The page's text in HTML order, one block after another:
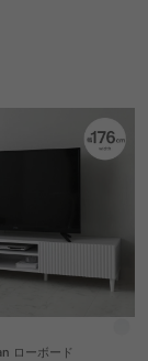
ローボード